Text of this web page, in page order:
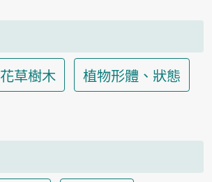
花草樹木
植物形體、狀態